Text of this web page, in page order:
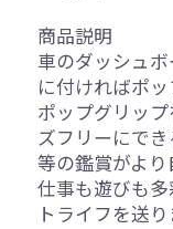
商品説明
車のダッシュ
に付ければポッ
ポップグリッ
ズフリーにで
等の鑑賞がより
仕事も遊びも
トライフを送り